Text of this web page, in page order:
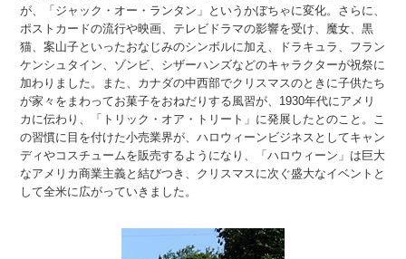
が、「ジャック・オー・ランタン」というかぼちゃに変化。さらに、
ポストカードの流行や映画、テレビドラマの影響を受け、魔女、黒
猫、案山子といったおなじみのシンボルに加え、ドラキュラ、フラン
ケンシュタイン、ゾンビ、シザーハンズなどのキャラクターが祝祭に
加わりました。また、カナダの中西部でクリスマスのときに子供たち
が家々をまわってお菓子をおねだりする風習が、1930年代にアメリ
カに伝わり、「トリック・オア・トリート」に発展したとのこと。こ
の習慣に目を付けた小売業界が、ハロウィーンビジネスとしてキャン
ディやコスチュームを販売するようになり、「ハロウィーン」は巨大
なアメリカ商業主義と結びつき、クリスマスに次ぐ盛大なイベントと
して全米に広がっていきました。